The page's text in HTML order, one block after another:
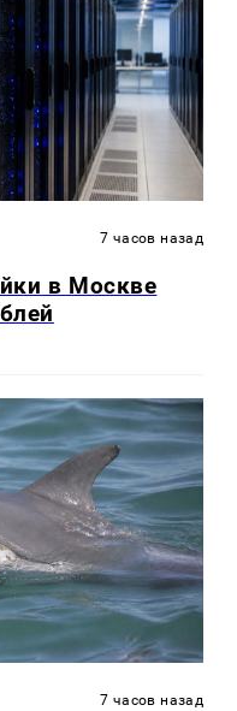
7 часов назад
в Москве
7 часов назад